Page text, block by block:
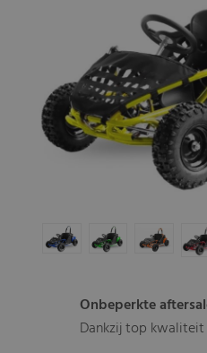
Onbeperkte
Dankzij top kwaliteit